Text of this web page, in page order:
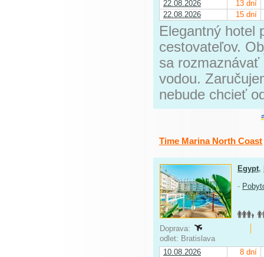
22.08.2026
13 dní
22.08.2026
15 dní
Elegantný hotel
cestovateľov.
sa rozmaznávať
vodou.
nebude chcieť
Time Marina North Coast
Egypt,
-
Doprava:
odlet: Bratislava
10.08.2026
8 dní